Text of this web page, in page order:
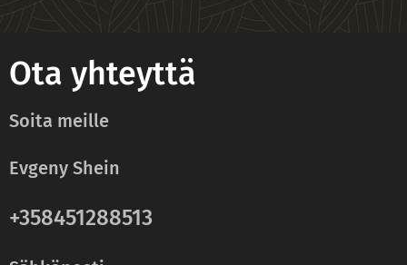
Ota yhteyttä
Soita meille
Evgeny Shein
+358451288513